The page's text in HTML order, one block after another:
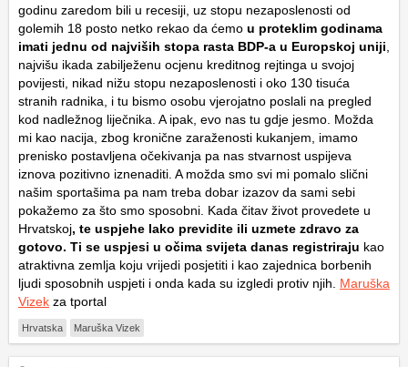
godinu zaredom bili u recesiji, uz stopu nezaposlenosti od
golemih 18 posto netko rekao da ćemo u proteklim godinama
imati jednu od najviših stopa rasta BDP-a u Europskoj uniji
najvišu ikada zabilježenu ocjenu kreditnog rejtinga u svojoj
povijesti, nikad nižu stopu nezaposlenosti i oko 130 tisuća
stranih radnika, i tu bismo osobu vjerojatno poslali na pregled
kod nadležnog liječnika. A ipak, evo nas tu gdje jesmo. Možda
mi kao nacija, zbog kronične zaraženosti kukanjem, imamo
prenisko postavljena očekivanja pa nas stvarnost uspijeva
iznova pozitivno iznenaditi. A možda smo svi mi pomalo slični
našim sportašima pa nam treba dobar izazov da sami sebi
pokažemo za što smo sposobni. Kada čitav život provedete u
Hrvatskoj, te uspjehe lako previdite ili uzmete zdravo za
gotovo. Ti se uspjesi u očima svijeta danas registriraju kao
atraktivna zemlja koju vrijedi posjetiti i kao zajednica borbenih
ljudi sposobnih uspjeti i onda kada su izgledi protiv njih. Maruška
Vizek za tportal
Hrvatska Maruška Vizek